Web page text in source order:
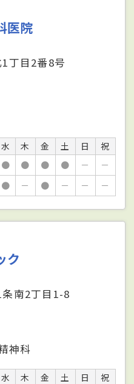
医院
丁目2番8号
水 木 金 土 日
祝
● ● ● ● －
－
● － ● － － －
ク
南2丁目1-8
神科
水 木 金 土 日
祝